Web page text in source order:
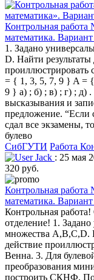
Контрольная
математика.
1. Задано
D. Найти
= { 1, 3, 5, 7, 9 } A =
9 } а) ; б) ; в) ; г) ; д)
высказывания и
предложение. “Если
сдал все экзамены,
булево
СибГУТИ Работа
Jack : 25 мая
320 руб.
Контрольная
математика.
Контрольная
отделение! 1.
множества A,B,C,D.
действие
Венна. 3. Для
преобразования
построить СКНФ.